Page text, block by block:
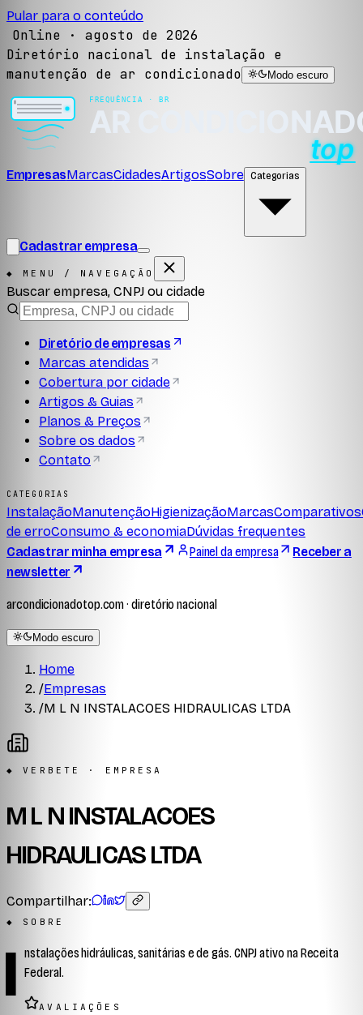
Pular para o conteúdo
Online · agosto de 2026
Diretório nacional de instalação e
manutenção de ar condicionado
Modo escuro
EmpresasMarcasCidadesArtigosSobre Categorias
Cadastrar empresa
◆ MENU / NAVEGAÇÃO
Buscar empresa, CNPJ ou cidade
Diretório de empresas
Marcas atendidas
Cobertura por cidade
Artigos & Guias
Planos & Preços
Sobre os dados
Contato
CATEGORIAS
InstalaçãoManutençãoHigienizaçãoMarcasComparativos
de erroConsumo & economiaDúvidas frequentes
Cadastrar minha empresa
Painel da empresa
Receber a
newsletter
arcondicionadotop.com · diretório nacional
Modo escuro
Home
/Empresas
/M L N INSTALACOES HIDRAULICAS LTDA
◆ VERBETE · EMPRESA
M L N INSTALACOES
HIDRAULICAS LTDA
Compartilhar:
◆ SOBRE
I nstalações hidráulicas, sanitárias e de gás. CNPJ ativo na Receita
Federal.
AVALIAÇÕES